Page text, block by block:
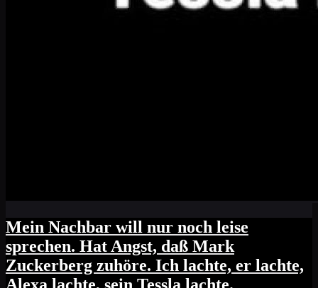
Mein Nachbar will nur noch leise
sprechen. Hat Angst, daß Mark
Zuckerberg zuhöre. Ich lachte, er lachte,
Alexa lachte, sein Tessla lachte.